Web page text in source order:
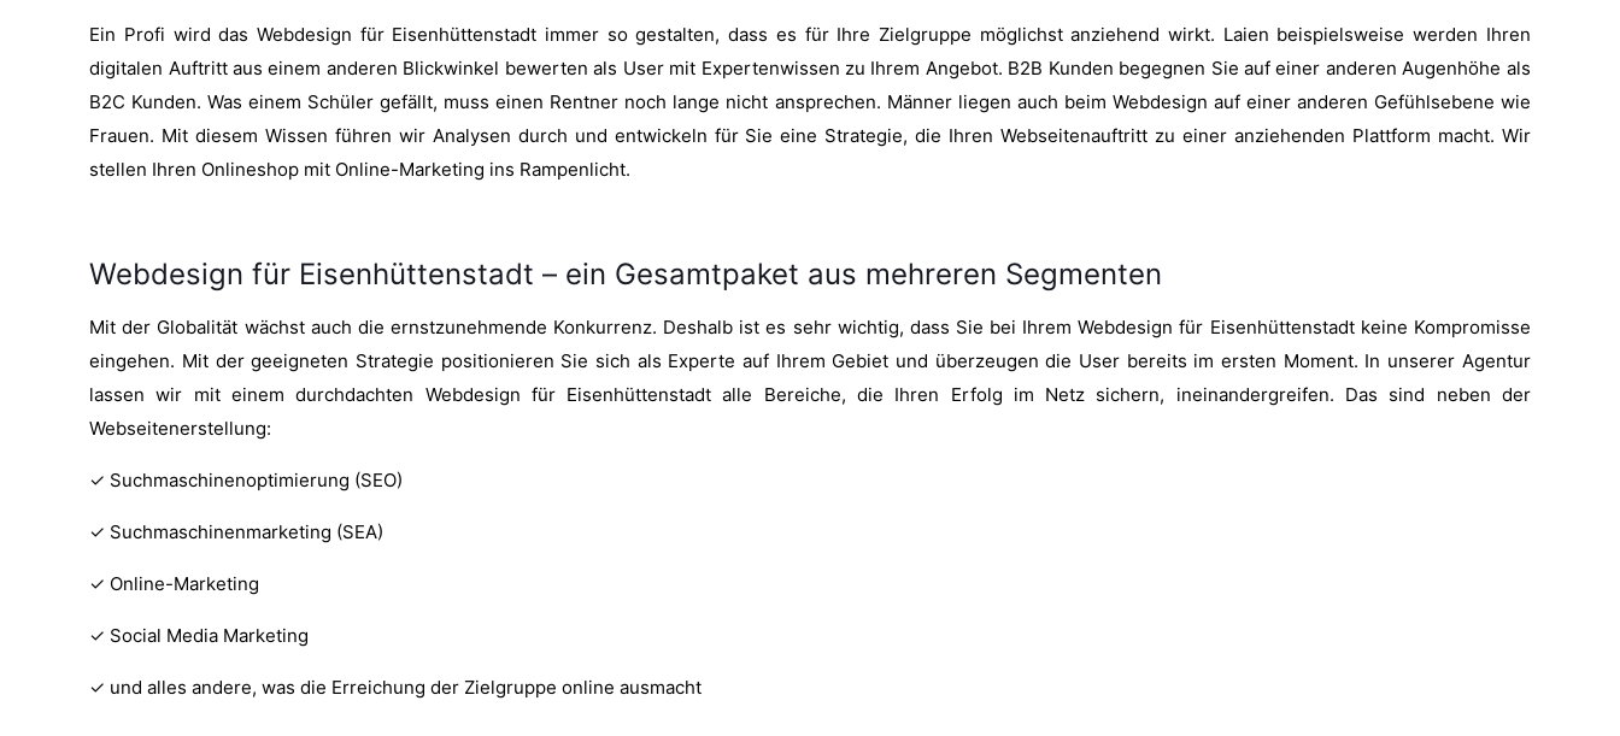
Ein Profi wird das Webdesign für Eisenhüttenstadt immer so gestalten, dass es für Ihre Zielgruppe möglichst anziehend wirkt. Laien beispielsweise werden Ihren
digitalen Auftritt aus einem anderen Blickwinkel bewerten als User mit Expertenwissen zu Ihrem Angebot. B2B Kunden begegnen Sie auf einer anderen Augenhöhe als
B2C Kunden. Was einem Schüler gefällt, muss einen Rentner noch lange nicht ansprechen. Männer liegen auch beim Webdesign auf einer anderen Gefühlsebene wie
Frauen. Mit diesem Wissen führen wir Analysen durch und entwickeln für Sie eine Strategie, die Ihren Webseitenauftritt zu einer anziehenden Plattform macht. Wir
stellen Ihren Onlineshop mit Online-Marketing ins Rampenlicht.
Webdesign für Eisenhüttenstadt – ein Gesamtpaket aus mehreren Segmenten
Mit der Globalität wächst auch die ernstzunehmende Konkurrenz. Deshalb ist es sehr wichtig, dass Sie bei Ihrem Webdesign für Eisenhüttenstadt keine Kompromisse
eingehen. Mit der geeigneten Strategie positionieren Sie sich als Experte auf Ihrem Gebiet und überzeugen die User bereits im ersten Moment. In unserer Agentur
lassen wir mit einem durchdachten Webdesign für Eisenhüttenstadt alle Bereiche, die Ihren Erfolg im Netz sichern, ineinandergreifen. Das sind neben der
Webseitenerstellung:
✓ Suchmaschinenoptimierung (SEO)
✓ Suchmaschinenmarketing (SEA)
✓ Online-Marketing
✓ Social Media Marketing
✓ und alles andere, was die Erreichung der Zielgruppe online ausmacht